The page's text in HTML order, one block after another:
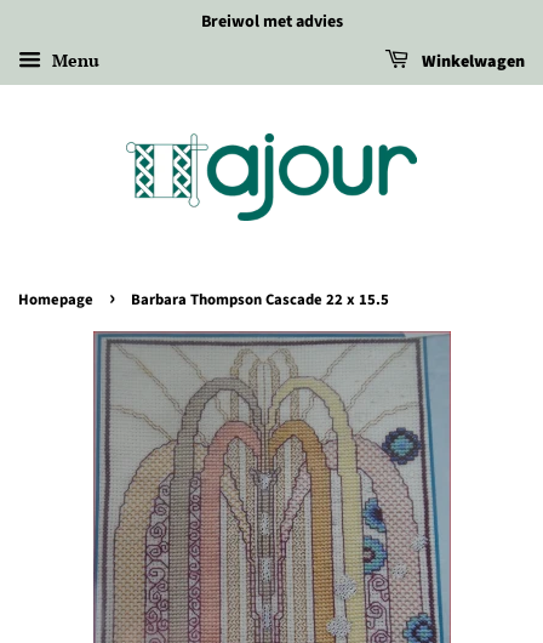
Breiwol met advies
Menu Winkelwagen
Homepage › Barbara Thompson Cascade 22 x 15.5